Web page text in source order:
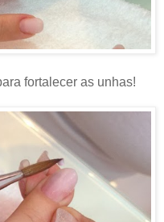
fortalecer as unhas!